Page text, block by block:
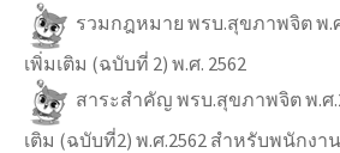
รวมกฎหมาย พรบ.สุขภาพจิต พ.
เพิ่มเติม (ฉบับที่ 2) พ.ศ. 2562
สาระสำคัญ พรบ.สุขภาพจิต พ.ศ
เติม (ฉบับที่2) พ.ศ.2562 สำหรับพนักงา